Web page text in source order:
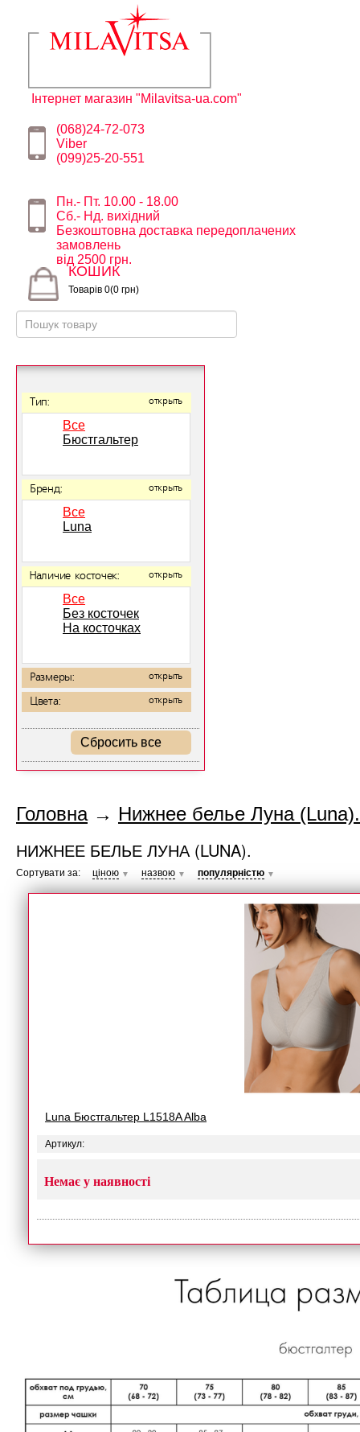
Інтернет магазин "Milavitsa-ua.com"
(068)24-72-073
Viber
(099)25-20-551
Пн.- Пт. 10.00 - 18.00
Сб.- Нд. вихідний
Безкоштовна доставка передоплачених
замовлень
від 2500 грн.
КОШИК
Товарів 0(0 грн)
Тип: открыть
Все
Бюстгальтер
Бренд: открыть
Все
Luna
Наличие косточек: открыть
Все
Без косточек
На косточках
Размеры: открыть
Цвета: открыть
Сбросить все
Головна→ Нижнее белье Луна (Luna).
НИЖНЕЕ БЕЛЬЕ ЛУНА (LUNA).
Сортувати за: ціною ▼ назвою ▼ популярністю ▼
Luna Бюстгальтер L1518A Alba
Артикул:
Немає у наявності